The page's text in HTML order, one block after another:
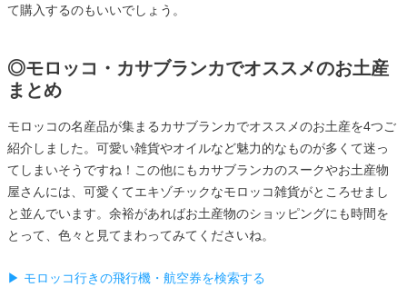
て購入するのもいいでしょう。
◎モロッコ・カサブランカでオススメのお土産
まとめ
モロッコの名産品が集まるカサブランカでオススメのお土産を4つご
紹介しました。可愛い雑貨やオイルなど魅力的なものが多くて迷っ
てしまいそうですね！この他にもカサブランカのスークやお土産物
屋さんには、可愛くてエキゾチックなモロッコ雑貨がところせまし
と並んでいます。余裕があればお土産物のショッピングにも時間を
とって、色々と見てまわってみてくださいね。
▶ モロッコ行きの飛行機・航空券を検索する